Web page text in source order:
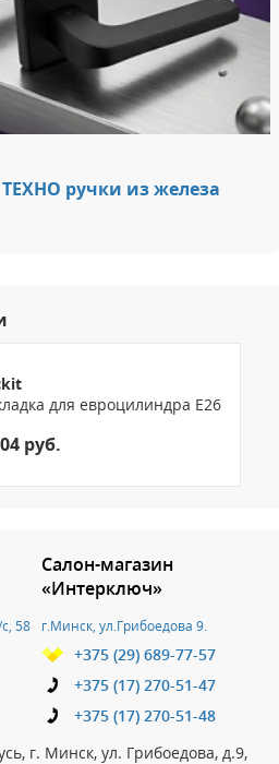
ручки из железа
для евроцилиндра E26
руб.
58
Салон-магазин
«Интерключ»
г.Минск, ул.Грибоедова 9.
+375 (29) 689-77-57
+375 (17) 270-51-47
+375 (17) 270-51-48
г. Минск, ул. Грибоедова, д.9,